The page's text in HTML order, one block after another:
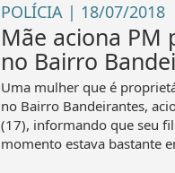
POLÍCIA | 18/07/2018
Mãe aciona
no Bairro
Uma mulher que é
no Bairro Bandeirantes,
(17), informando que seu
momento estava bastante